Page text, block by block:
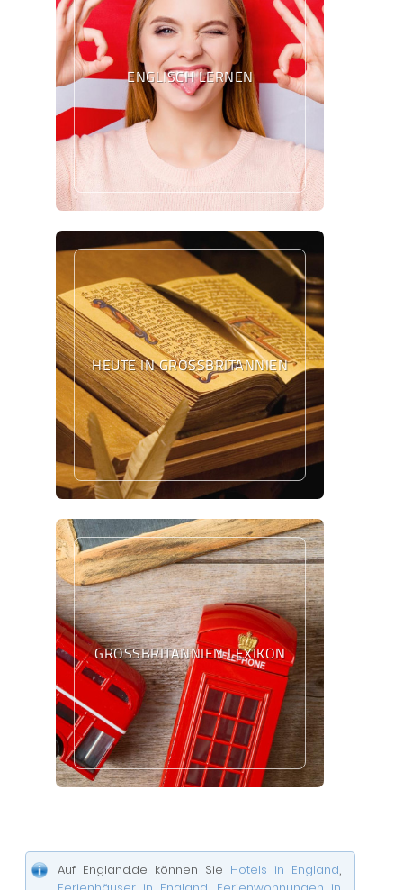
ENGLISCH LERNEN
HEUTE IN GROSSBRITANNIEN
GROSSBRITANNIEN LEXIKON
Auf England.de können Sie Hotels in England,